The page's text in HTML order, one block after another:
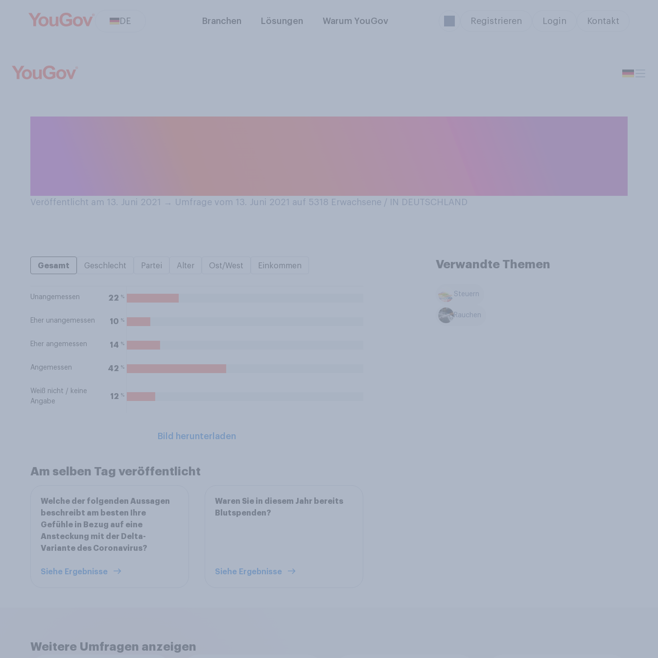
DE Branchen Lösungen Warum YouGov Registrieren Login Kontakt
Veröffentlicht am 13. Juni 2021 → Umfrage vom 13. Juni 2021 auf 5318 Erwachsene / IN DEUTSCHLAND
Gesamt Geschlecht Partei Alter Ost/West Einkommen
Unangemessen 22 %
Eher unangemessen 10 %
Eher angemessen 14 %
Angemessen 42 %
Weiß nicht / keine
Angabe
12 %
Bild herunterladen
Verwandte Themen
Steuern
Rauchen
Am selben Tag veröffentlicht
Welche der folgenden Aussagen
beschreibt am besten Ihre
Gefühle in Bezug auf eine
Ansteckung mit der Delta-
Variante des Coronavirus?
Siehe Ergebnisse
Waren Sie in diesem Jahr bereits
Blutspenden?
Siehe Ergebnisse
Weitere Umfragen anzeigen